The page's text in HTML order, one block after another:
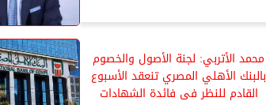
محمد الأتربي: لجنة الأصول والخصوم
بالبنك الأهلي المصري تنعقد الأسبوع
القادم للنظر فى فائدة الشهادات